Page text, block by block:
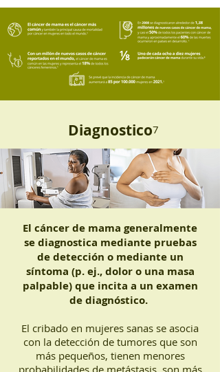
Diagnostico7
El cáncer de mama generalmente
se diagnostica mediante pruebas
de detección o mediante un
síntoma (p. ej., dolor o una masa
palpable) que incita a un examen
de diagnóstico.
El cribado en mujeres sanas se asocia
con la detección de tumores que son
más pequeños, tienen menores
probabilidades de metástasis, son más